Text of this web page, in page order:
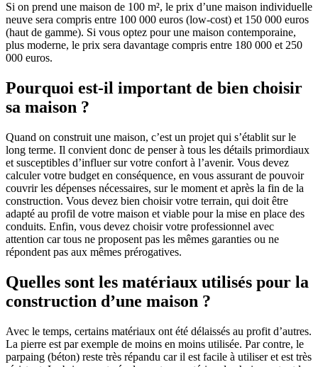
Si on prend une maison de 100 m², le prix d’une maison individuelle
neuve sera compris entre 100 000 euros (low-cost) et 150 000 euros
(haut de gamme). Si vous optez pour une maison contemporaine,
plus moderne, le prix sera davantage compris entre 180 000 et 250
000 euros.
Pourquoi est-il important de bien choisir
sa maison ?
Quand on construit une maison, c’est un projet qui s’établit sur le
long terme. Il convient donc de penser à tous les détails primordiaux
et susceptibles d’influer sur votre confort à l’avenir. Vous devez
calculer votre budget en conséquence, en vous assurant de pouvoir
couvrir les dépenses nécessaires, sur le moment et après la fin de la
construction. Vous devez bien choisir votre terrain, qui doit être
adapté au profil de votre maison et viable pour la mise en place des
conduits. Enfin, vous devez choisir votre professionnel avec
attention car tous ne proposent pas les mêmes garanties ou ne
répondent pas aux mêmes prérogatives.
Quelles sont les matériaux utilisés pour la
construction d’une maison ?
Avec le temps, certains matériaux ont été délaissés au profit d’autres.
La pierre est par exemple de moins en moins utilisée. Par contre, le
parpaing (béton) reste très répandu car il est facile à utiliser et est très